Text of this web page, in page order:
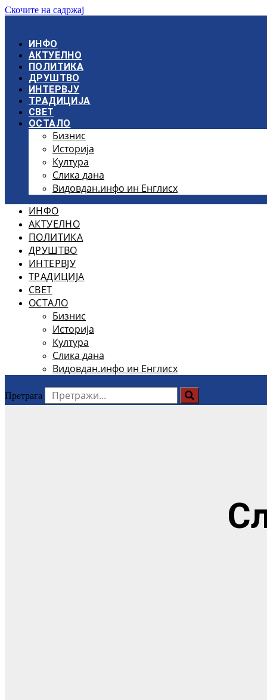
Скочите на садржај
ИНФО
АКТУЕЛНО
ПОЛИТИКА
ДРУШТВО
ИНТЕРВЈУ
ТРАДИЦИЈА
СВЕТ
ОСТАЛО
Бизнис
Историја
Култура
Слика дана
Видовдан.инфо ин Енглисх
ИНФО
АКТУЕЛНО
ПОЛИТИКА
ДРУШТВО
ИНТЕРВЈУ
ТРАДИЦИЈА
СВЕТ
ОСТАЛО
Бизнис
Историја
Култура
Слика дана
Видовдан.инфо ин Енглисх
Претрага